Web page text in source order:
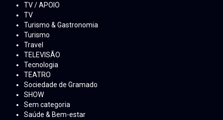
TV / APOIO
TV
Turismo & Gastronomia
Turismo
Travel
TELEVISÃO
Tecnologia
TEATRO
Sociedade de Gramado
SHOW
Sem categoria
Saúde & Bem-estar